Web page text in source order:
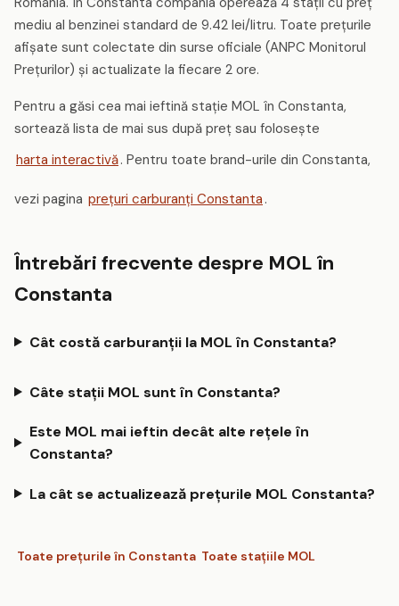
mediu al benzinei standard de 9.42 lei/litru. Toate prețurile
afișate sunt colectate din surse oficiale (ANPC Monitorul
Prețurilor) și actualizate la fiecare 2 ore.
Pentru a găsi cea mai ieftină stație MOL în Constanta,
sortează lista de mai sus după preț sau folosește
harta interactivă. Pentru toate brand-urile din Constanta,
vezi pagina prețuri carburanți Constanta .
Întrebări frecvente despre MOL în
Constanta
Cât costă carburanții la MOL în Constanta?
Câte stații MOL sunt în Constanta?
Este MOL mai ieftin decât alte rețele în
Constanta?
La cât se actualizează prețurile MOL Constanta?
Toate prețurile în Constanta Toate stațiile MOL